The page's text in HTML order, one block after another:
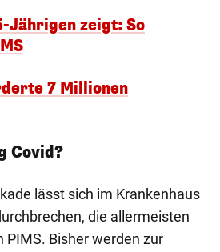
Jährigen zeigt: So
7 Millionen
Covid?
lässt sich im Krankenhaus
die allermeisten
PIMS. Bisher werden zur